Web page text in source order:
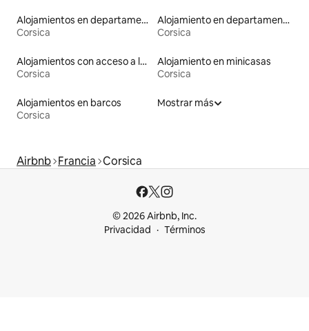
Alojamientos en departamentos con servicios incluidos
Corsica
Alojamiento en departamentos
Corsica
Alojamientos con acceso a las pistas de esquí
Corsica
Alojamiento en minicasas
Corsica
Alojamientos en barcos
Corsica
Mostrar más
Airbnb Francia Corsica
© 2026 Airbnb, Inc.
Privacidad
Términos